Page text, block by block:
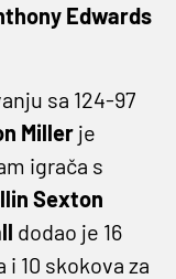
Edwards
sa 124-97
Miller je
igrača s
Sexton
dodao je 16
i 10 skokova za